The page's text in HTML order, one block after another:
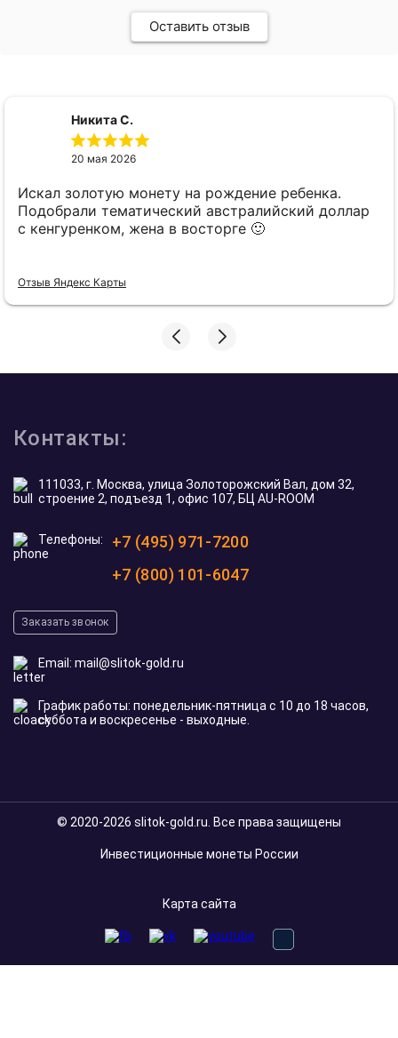
Оставить отзыв
Никита С.
20 мая 2026
Искал золотую монету на рождение ребенка.
Подобрали тематический австралийский доллар
с кенгуренком, жена в восторге 🙂
Отзыв Яндекс Карты
Контакты:
111033, г. Москва, улица Золоторожский Вал, дом 32,
строение 2, подъезд 1, офис 107, БЦ AU-ROOM
Телефоны:
+7 (495) 971-7200
+7 (800) 101-6047
Заказать звонок
Email: mail@slitok-gold.ru
График работы: понедельник-пятница с 10 до 18 часов,
суббота и воскресенье - выходные.
© 2020-2026 slitok-gold.ru. Все права защищены
Инвестиционные монеты России
Карта сайта